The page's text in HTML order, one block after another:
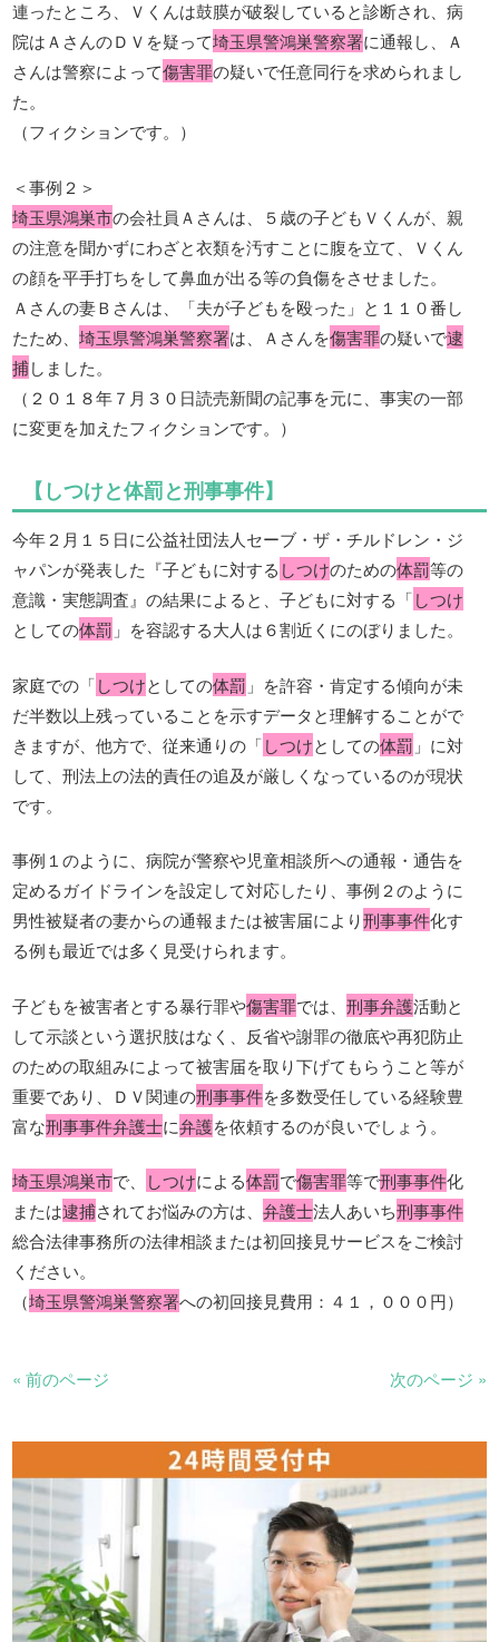
連ったところ、Ｖくんは鼓膜が破裂していると診断され、病
院はＡさんのＤＶを疑って埼玉県警鴻巣警察署に通報し、Ａ
さんは警察によって傷害罪の疑いで任意同行を求められまし
た。
（フィクションです。）
＜事例２＞
埼玉県鴻巣市の会社員Ａさんは、５歳の子どもＶくんが、親
の注意を聞かずにわざと衣類を汚すことに腹を立て、Ｖくん
の顔を平手打ちをして鼻血が出る等の負傷をさせました。
Ａさんの妻Ｂさんは、「夫が子どもを殴った」と１１０番し
たため、埼玉県警鴻巣警察署は、Ａさんを傷害罪の疑いで逮
捕しました。
（２０１８年７月３０日読売新聞の記事を元に、事実の一部
に変更を加えたフィクションです。）
【しつけと体罰と刑事事件】
今年２月１５日に公益社団法人セーブ・ザ・チルドレン・ジ
ャパンが発表した『子どもに対する しつけのための体罰等の
意識・実態調査』の結果によると、子どもに対する「しつけ
としての体罰 」を容認する大人は６割近くにのぼりました。
家庭での「しつけとしての体罰 」を許容・肯定する傾向が未
だ半数以上残っていることを示すデータと理解することがで
きますが、他方で、従来通りの「しつけとしての体罰 」に対
して、刑法上の法的責任の追及が厳しくなっているのが現状
です。
事例１のように、病院が警察や児童相談所への通報・通告を
定めるガイドラインを設定して対応したり、事例２のように
男性被疑者の妻からの通報または被害届により刑事事件化す
る例も最近では多く見受けられます。
子どもを被害者とする暴行罪や傷害罪では、刑事弁護活動と
して示談という選択肢はなく、反省や謝罪の徹底や再犯防止
のための取組みによって被害届を取り下げてもらうこと等が
重要であり、ＤＶ関連の刑事事件を多数受任している経験豊
富な刑事事件弁護士に弁護を依頼するのが良いでしょう。
埼玉県鴻巣市で、 しつけによる体罰で傷害罪等で刑事事件化
または逮捕されてお悩みの方は、弁護士法人あいち刑事事件
総合法律事務所の法律相談または初回接見サービスをご検討
ください。
（埼玉県警鴻巣警察署への初回接見費用：４１，０００円）
« 前のページ 次のページ »